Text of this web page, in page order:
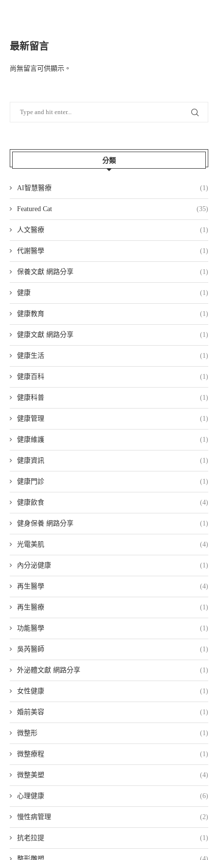
最新留言
尚無留言可供顯示。
分類
AI智慧醫療 (1)
Featured Cat (35)
人文醫療 (1)
代謝醫學 (1)
保養文獻 網路分享 (1)
健康 (1)
健康教育 (1)
健康文獻 網路分享 (1)
健康生活 (1)
健康百科 (1)
健康科普 (1)
健康管理 (1)
健康維護 (1)
健康資訊 (1)
健康門診 (1)
健康飲食 (4)
健身保養 網路分享 (1)
光電美肌 (4)
內分泌健康 (1)
再生醫學 (4)
再生醫療 (1)
功能醫學 (1)
吳芮醫師 (1)
外泌體文獻 網路分享 (1)
女性健康 (1)
婚前美容 (1)
微整形 (1)
微整療程 (1)
微整美塑 (4)
心理健康 (6)
慢性病管理 (2)
抗老拉提 (1)